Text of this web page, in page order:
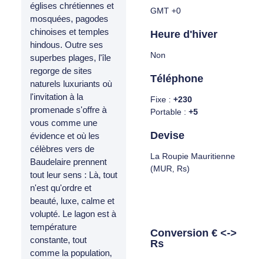
églises chrétiennes et
mosquées, pagodes
chinoises et temples
hindous. Outre ses
superbes plages, l'île
regorge de sites
naturels luxuriants où
l'invitation à la
promenade s'offre à
vous comme une
évidence et où les
célèbres vers de
Baudelaire prennent
tout leur sens : Là, tout
n'est qu'ordre et
beauté, luxe, calme et
volupté. Le lagon est à
température
constante, tout
comme la population,
GMT +0
Heure d'hiver
Non
Téléphone
Fixe : +230
Portable : +5
Devise
La Roupie Mauritienne
(MUR, Rs)
Conversion € <->
Rs